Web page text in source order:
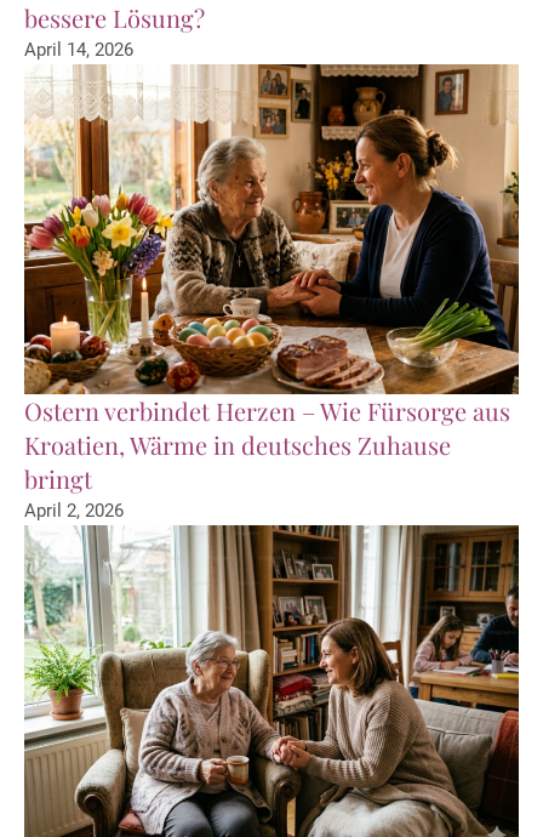
bessere Lösung?
April 14, 2026
Ostern verbindet Herzen – Wie Fürsorge aus
Kroatien, Wärme in deutsches Zuhause
bringt
April 2, 2026